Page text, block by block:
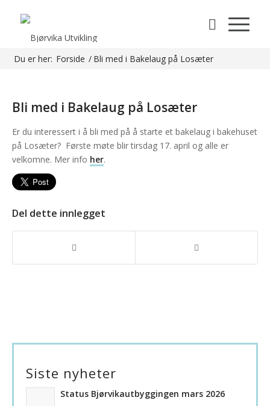
Du er her: Forside / Bli med i Bakelaug på Losæter
Bli med i Bakelaug på Losæter
Er du interessert i å bli med på å starte et bakelaug i bakehuset
på Losæter? Første møte blir tirsdag 17. april og alle er
velkomne. Mer info her.
Del dette innlegget
Siste nyheter
Status Bjørvikautbyggingen mars 2026